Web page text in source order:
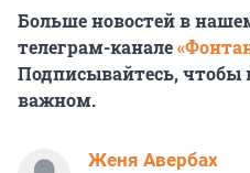
Больше новостей в
телеграм-канале
Подписывайтесь, чтобы
важном.
Женя Авербах